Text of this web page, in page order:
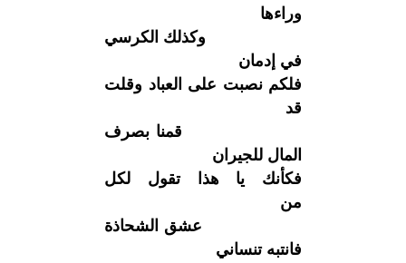
وراءها
وكذلك الكرسي
في إدمان
فلكم نصبت على العباد وقلت
قد
قمنا بصرف
المال للجيران
فكأنك يا هذا تقول لكل
من
عشق الشحاذة
فانتبه تنساني